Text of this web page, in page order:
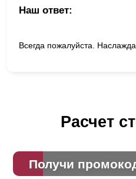
Наш ответ:
Всегда пожалуйста.
Расчет
Получи